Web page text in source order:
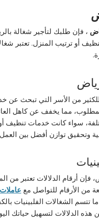
، فإن طلبك لتأجير شغالة
أو ترتيب المنزل. تعتبر
من الأسر التي تبحث عن
مما يخفف عن كاهل
سواء كانت خدمات تنظيف
وتحقيق توازن أفضل بين
أرقام الدلالات تعتبر من
من الأرقام للتواصل مع
تتسم الشغالات الفلبينيات
الدلالات لتسهيل حياتك